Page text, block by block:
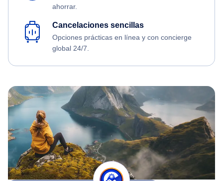
ahorrar.
Cancelaciones sencillas
Opciones prácticas en línea y con concierge
global 24/7.